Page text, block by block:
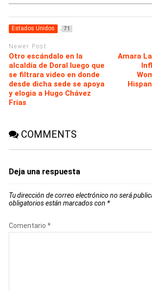
Estados Unidos 71
Newer Post
Otro escándalo en la
alcaldía de Doral luego que
se filtrara video en donde
desde dicha sede se apoya
y elogia a Hugo Chávez
Frías
Amara
COMMENTS
Deja una respuesta
Tu dirección de correo electrónico no será
obligatorios están marcados con *
Comentario *